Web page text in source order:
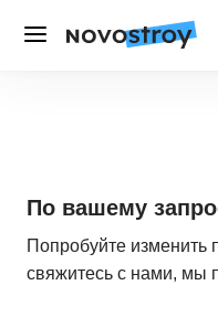
По вашему
Попробуйте изменить
свяжитесь с нами, мы